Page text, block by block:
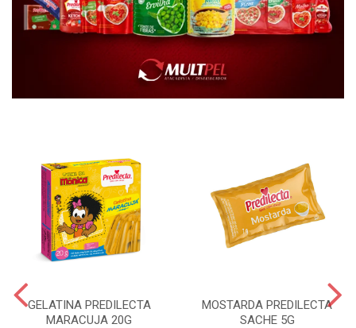
GELATINA PREDILECTA
MARACUJA 20G
MOSTARDA PREDILECTA
SACHE 5G